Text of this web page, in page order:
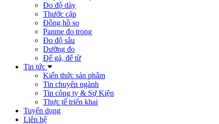
Đo độ dày
Thước cặp
Đồng hồ so
Panme đo trong
Đo độ sâu
Dưỡng đo
Đế gá, đế từ
Tin tức
Kiến thức sản phẩm
Tin chuyên ngành
Tin công ty & Sự Kiện
Thực tế triển khai
Tuyển dụng
Liên hệ